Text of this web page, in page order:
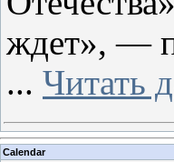
ждет», —
... Читать
Calendar